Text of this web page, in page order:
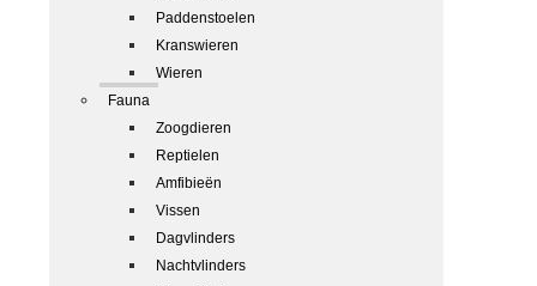
Paddenstoelen
Kranswieren
Wieren
Fauna
Zoogdieren
Reptielen
Amfibieën
Vissen
Dagvlinders
Nachtvlinders